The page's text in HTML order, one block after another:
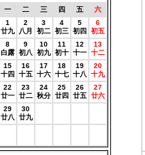
一 二 三 四 五
六
1
廿九
2
八月
3
初二
4
初三
5
初四
6
初五
8
白露
9
初八
10
初九
11
初十
12
十一
13
十二
15
十四
16
十五
17
十六
18
十七
19
十八
20
十九
22
廿一
23
廿二
24
秋分
25
廿四
26
廿五
27
廿六
29
廿八
30
廿九